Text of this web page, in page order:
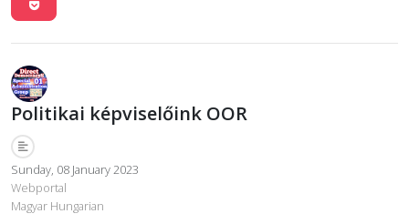
Politikai képviselőink OOR
Sunday, 08 January 2023
Webportal
Magyar Hungarian